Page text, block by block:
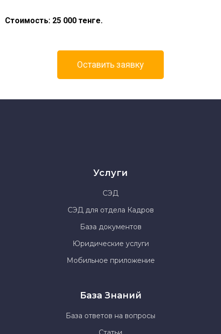
Стоимость: 25 000 тенге.
Оставить заявку
Услуги
СЭД
СЭД для отдела Кадров
База документов
Юридические услуги
Мобильное приложение
База Знаний
База ответов на вопросы